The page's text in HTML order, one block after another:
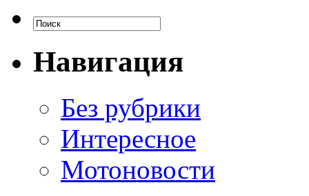
Навигация
Без рубрики
Интересное
Мотоновости